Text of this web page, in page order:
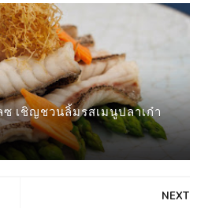
ซ เชิญชวนลิ้มรสเมนูปลาเก๋า
NEXT